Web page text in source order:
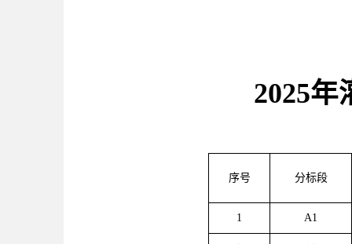
2025年
序号 分标段
1 A1